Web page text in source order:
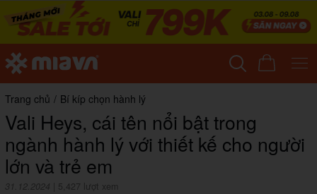
Trang chủ / Bí kíp chọn hành lý
Vali Heys, cái tên nổi bật trong
ngành hành lý với thiết kế cho người
lớn và trẻ em
31.12.2024 5,427 lượt xem